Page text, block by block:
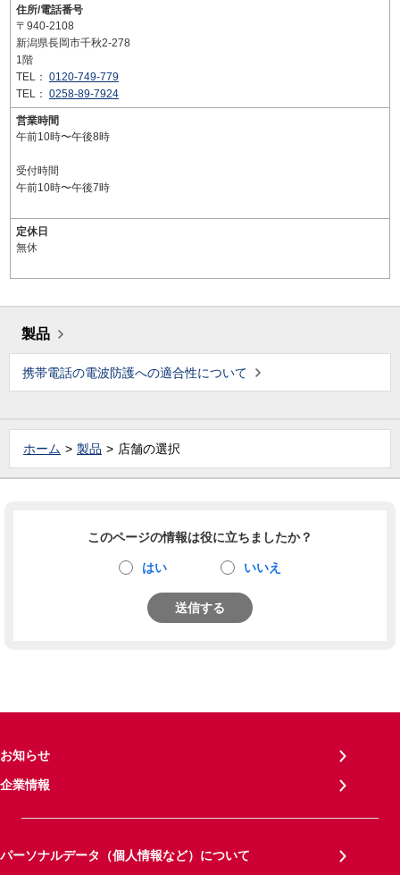
住所/電話番号
〒940-2108
新潟県長岡市千秋2-278
1階
TEL： 0120-749-779
TEL： 0258-89-7924
営業時間
午前10時〜午後8時
受付時間
午前10時〜午後7時
定休日
無休
製品
携帯電話の電波防護への適合性について
ホーム 製品 店舗の選択
このページの情報は役に立ちましたか？
はい いいえ
送信する
お知らせ
企業情報
パーソナルデータ（個人情報など）について